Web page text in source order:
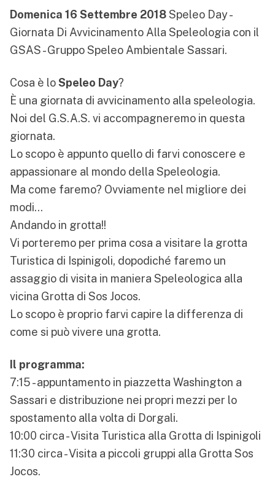
Domenica 16 Settembre 2018Speleo Day -
Giornata Di Avvicinamento Alla Speleologia con il
GSAS - Gruppo Speleo Ambientale Sassari.
Cosa è loSpeleo Day?
È una giornata di avvicinamento alla speleologia.
Noi del G.S.A.S. vi accompagneremo in questa
giornata.
Lo scopo è appunto quello di farvi conoscere e
appassionare al mondo della Speleologia.
Ma come faremo? Ovviamente nel migliore dei
modi...
Andando in grotta!!
Vi porteremo per prima cosa a visitare la grotta
Turistica di Ispinigoli, dopodiché faremo un
assaggio di visita in maniera Speleologica alla
vicina Grotta di Sos Jocos.
Lo scopo è proprio farvi capire la differenza di
come si può vivere una grotta.
Il programma:
7:15 - appuntamento in piazzetta Washington a
Sassari e distribuzione nei propri mezzi per lo
spostamento alla volta di Dorgali.
10:00 circa - Visita Turistica alla Grotta di Ispinigoli
11:30 circa - Visita a piccoli gruppi alla Grotta Sos
Jocos.